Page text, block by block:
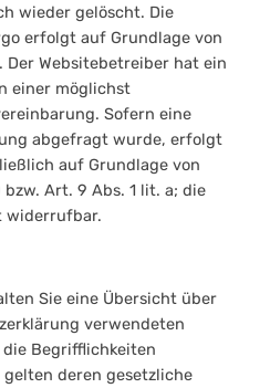
wieder gelöscht. Die
erfolgt auf Grundlage von
Der Websitebetreiber hat ein
einer möglichst
Sofern eine
abgefragt wurde, erfolgt
auf Grundlage von
bzw. Art. 9 Abs. 1 lit. a; die
widerrufbar.
Sie eine Übersicht über
verwendeten
Begrifflichkeiten
deren gesetzliche